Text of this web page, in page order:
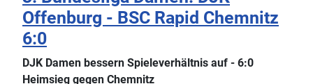
Offenburg - BSC Rapid Chemnitz
6:0
DJK Damen bessern Spieleverhältnis auf - 6:0
Heimsieg gegen Chemnitz